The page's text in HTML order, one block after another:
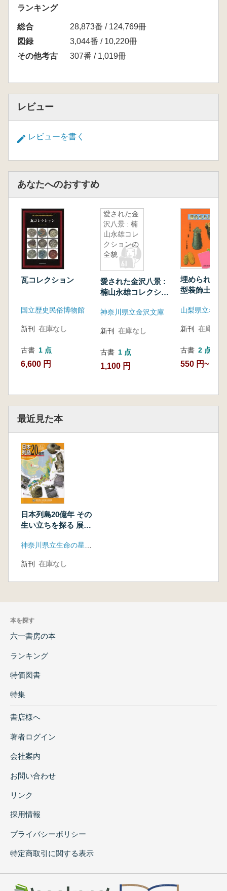
ランキング
総合
28,873番 / 124,769冊
図録
3,044番 / 10,220冊
その他考古
307番 / 1,019冊
レビュー
レビューを書く
あなたへのおすすめ
瓦コレクション
国立歴史民俗博物館
新刊 在庫なし
古書 1 点
6,600 円
愛された金
沢八景 : 楠
山永雄コレ
クションの
全貌
愛された金沢八景 :
楠山永雄コレクショ
神奈川県立金沢文庫
新刊 在庫なし
古書 1 点
1,100 円
埋められた
型装飾土器
山梨県立考古
新刊 在庫なし
古書 2 点
550 円~
最近見た本
日本列島20億年 その
生い立ちを探る 展示
新刊 在庫なし
本を探す
六一書房の本
ランキング
特価図書
特集
書店様へ
著者ログイン
会社案内
お問い合わせ
リンク
採用情報
プライバシーポリシー
特定商取引に関する表示